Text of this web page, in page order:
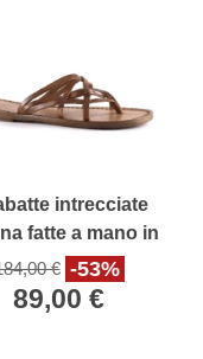
intrecciate
fatte a mano in
antico e suola in
cuoio
€ -53%
89,00 €